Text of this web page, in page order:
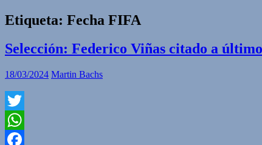
Etiqueta: Fecha FIFA
Selección: Federico Viñas citado a
18/03/2024 Martin Bachs
Twitter
WhatsApp